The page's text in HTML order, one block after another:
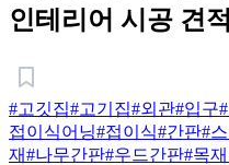
인테리어 시공 견적
#고깃집#고기집#외관#입구
접이식어닝#접이식#간판#스
재#나무간판#우드간판#목